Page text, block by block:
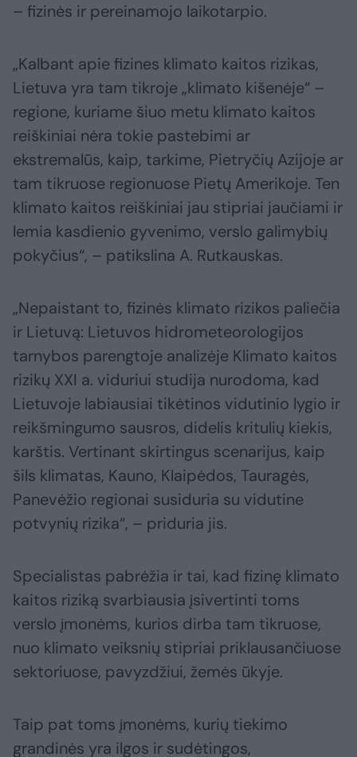
– fizinės ir pereinamojo laikotarpio.
„Kalbant apie fizines klimato kaitos rizikas,
Lietuva yra tam tikroje „klimato kišenėje“ –
regione, kuriame šiuo metu klimato kaitos
reiškiniai nėra tokie pastebimi ar
ekstremalūs, kaip, tarkime, Pietryčių Azijoje ar
tam tikruose regionuose Pietų Amerikoje. Ten
klimato kaitos reiškiniai jau stipriai jaučiami ir
lemia kasdienio gyvenimo, verslo galimybių
pokyčius“, – patikslina A. Rutkauskas.
„Nepaistant to, fizinės klimato rizikos paliečia
ir Lietuvą: Lietuvos hidrometeorologijos
tarnybos parengtoje analizėje Klimato kaitos
rizikų XXI a. viduriui studija nurodoma, kad
Lietuvoje labiausiai tikėtinos vidutinio lygio ir
reikšmingumo sausros, didelis kritulių kiekis,
karštis. Vertinant skirtingus scenarijus, kaip
šils klimatas, Kauno, Klaipėdos, Tauragės,
Panevėžio regionai susiduria su vidutine
potvynių rizika“, – priduria jis.
Specialistas pabrėžia ir tai, kad fizinę klimato
kaitos riziką svarbiausia įsivertinti toms
verslo įmonėms, kurios dirba tam tikruose,
nuo klimato veiksnių stipriai priklausančiuose
sektoriuose, pavyzdžiui, žemės ūkyje.
Taip pat toms įmonėms, kurių tiekimo
grandinės yra ilgos ir sudėtingos,